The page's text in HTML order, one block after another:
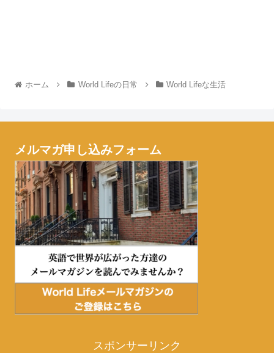
ホーム World Lifeの日常 World Lifeな生活
メルマガ申し込みフォーム
スポンサーリンク